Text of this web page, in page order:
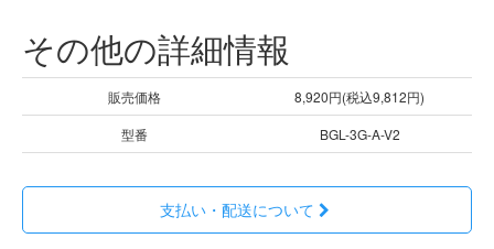
その他の詳細情報
販売価格
8,920円(税込9,812円)
型番
BGL-3G-A-V2
支払い・配送について